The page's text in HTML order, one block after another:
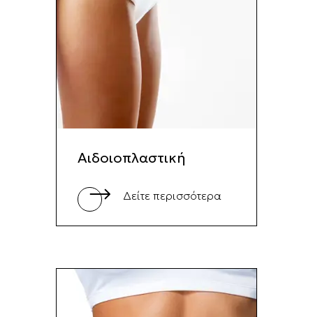
Αιδοιοπλαστική
Δείτε περισσότερα